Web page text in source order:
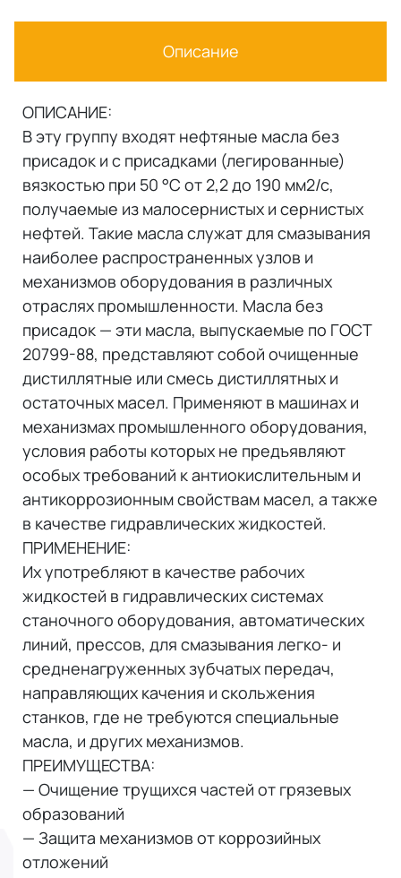
Описание
ОПИСАНИЕ:
В эту группу входят нефтяные масла без
присадок и с присадками (легированные)
вязкостью при 50 °С от 2,2 до 190 мм2/с,
получаемые из малосернистых и сернистых
нефтей. Такие масла служат для смазывания
наиболее распространенных узлов и
механизмов оборудования в различных
отраслях промышленности. Масла без
присадок — эти масла, выпускаемые по ГОСТ
20799-88, представляют собой очищенные
дистиллятные или смесь дистиллятных и
остаточных масел. Применяют в машинах и
механизмах промышленного оборудования,
условия работы которых не предъявляют
особых требований к антиокислительным и
антикоррозионным свойствам масел, а также
в качестве гидравлических жидкостей.
ПРИМЕНЕНИЕ:
Их употребляют в качестве рабочих
жидкостей в гидравлических системах
станочного оборудования, автоматических
линий, прессов, для смазывания легко- и
средненагруженных зубчатых передач,
направляющих качения и скольжения
станков, где не требуются специальные
масла, и других механизмов.
ПРЕИМУЩЕСТВА:
— Очищение трущихся частей от грязевых
образований
— Защита механизмов от коррозийных
отложений